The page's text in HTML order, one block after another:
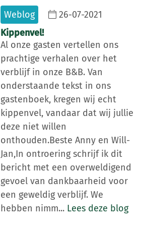
Weblog
26-07-2021
Kippenvel!
Al onze gasten vertellen ons
prachtige verhalen over het
verblijf in onze B&B. Van
onderstaande tekst in ons
gastenboek, kregen wij echt
kippenvel, vandaar dat wij jullie
deze niet willen
onthouden.Beste Anny en Will-
Jan,In ontroering schrijf ik dit
bericht met een overweldigend
gevoel van dankbaarheid voor
een geweldig verblijf. We
hebben nimm... Lees deze blog